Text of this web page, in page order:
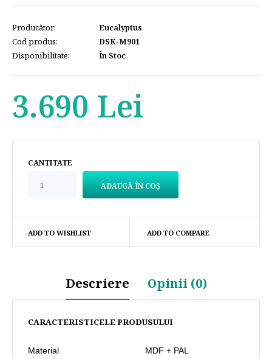
Producător:
Eucalyptus
Cod produs:
DSK-M901
Disponibilitate:
În Stoc
3.690 Lei
CANTITATE
ADD TO WISHLIST ADD TO COMPARE
Descriere Opinii (0)
CARACTERISTICELE PRODUSULUI
Material MDF + PAL